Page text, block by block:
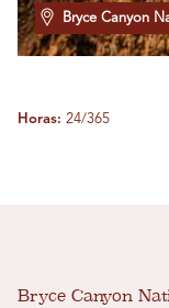
Bryce Canyon
Horas: 24/365
Bryce Canyon